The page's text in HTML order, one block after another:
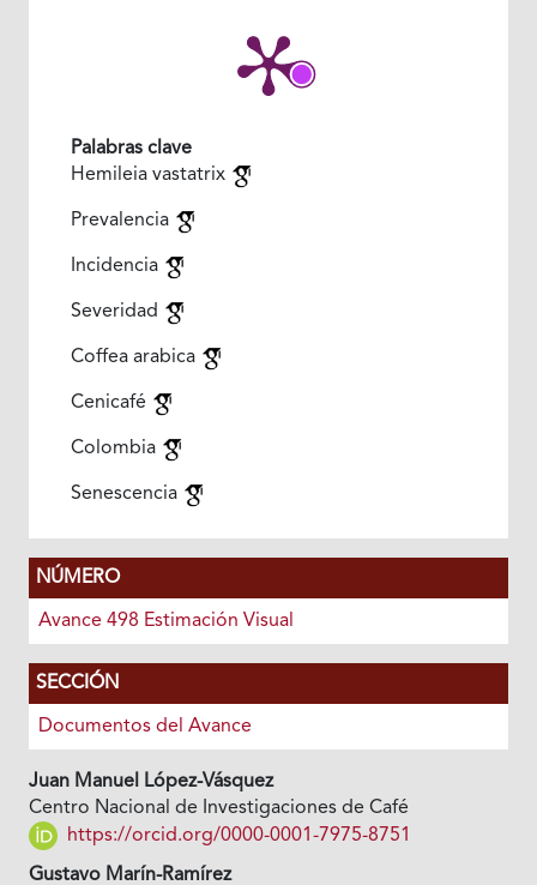
Palabras clave
Hemileia vastatrix
Prevalencia
Incidencia
Severidad
Coffea arabica
Cenicafé
Colombia
Senescencia
NÚMERO
Avance 498 Estimación Visual
SECCIÓN
Documentos del Avance
Juan Manuel López-Vásquez
Centro Nacional de Investigaciones de Café
https://orcid.org/0000-0001-7975-8751
Gustavo Marín-Ramírez